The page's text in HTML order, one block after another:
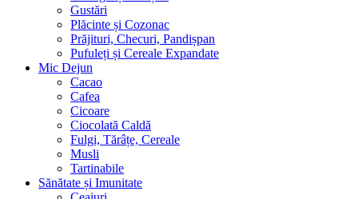
Gustări
Plăcinte și Cozonac
Prăjituri, Checuri, Pandișpan
Pufuleți și Cereale Expandate
Mic Dejun
Cacao
Cafea
Cicoare
Ciocolată Caldă
Fulgi, Tărâțe, Cereale
Musli
Tartinabile
Sănătate și Imunitate